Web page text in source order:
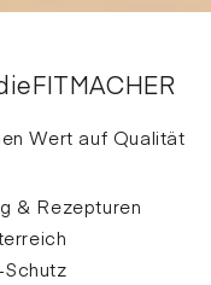
Wert auf Qualität
& Rezepturen